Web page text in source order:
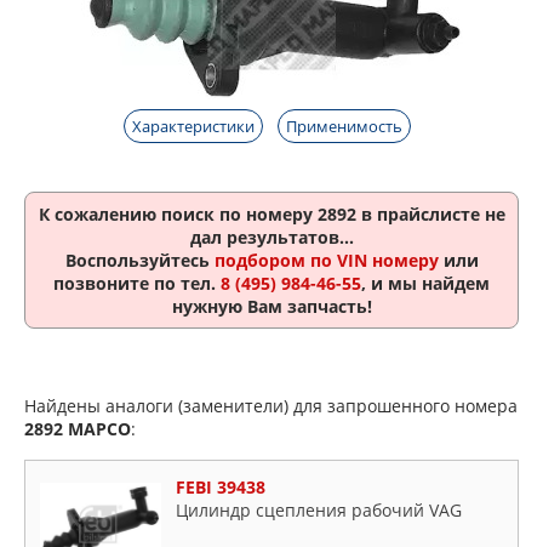
Характеристики Применимость
К сожалению поиск по номеру 2892в прайслисте не
дал результатов...
Воспользуйтесь подбором по VIN номеруили
позвоните по тел. 8 (495) 984-46-55, и мы найдем
нужную Вам запчасть!
Найдены аналоги (заменители) для запрошенного номера
2892 MAPCO:
FEBI 39438
Цилиндр сцепления рабочий VAG